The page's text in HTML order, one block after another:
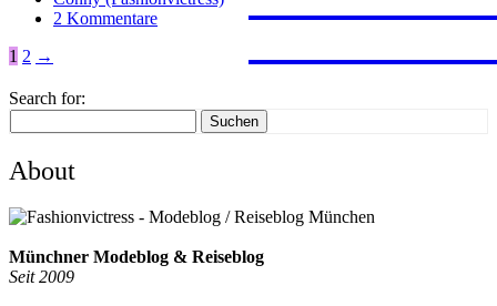
2 Kommentare
1 2 →
Search for:
Suchen
About
Münchner Modeblog & Reiseblog
Seit 2009